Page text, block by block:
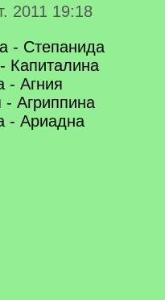
2011 19:18
- Степанида
Капиталина
- Агния
- Агриппина
- Ариадна